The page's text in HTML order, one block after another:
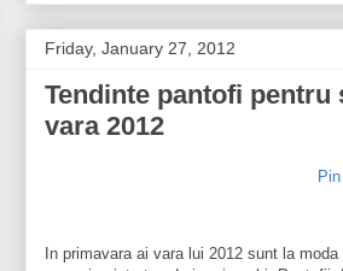
Friday, January 27, 2012
Tendinte pantofi pentru
vara 2012
In primavara ai vara lui 2012 sunt la